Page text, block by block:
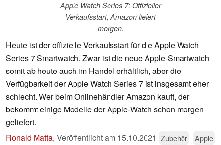
Apple Watch Series 7: Offizieller
Verkaufsstart, Amazon liefert
morgen.
Heute ist der offizielle Verkaufsstart für die Apple Watch
Series 7 Smartwatch. Zwar ist die neue Apple-Smartwatch
somit ab heute auch im Handel erhältlich, aber die
Verfügbarkeit der Apple Watch Series 7 ist insgesamt eher
schlecht. Wer beim Onlinehändler Amazon kauft, der
bekommt einige Modelle der Apple-Watch schon morgen
geliefert.
Ronald Matta, Veröffentlicht am 15.10.2021 Zubehör
Apple